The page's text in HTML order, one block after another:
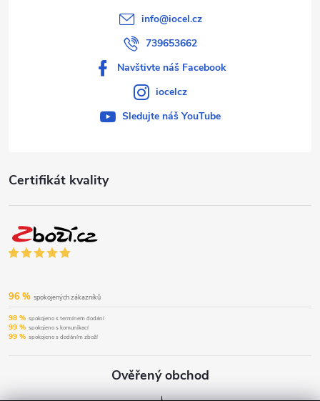
Certifikát kvality
96 % spokojených zákazníků
98 % spokojeno s termínem dodání
99 % spokojeno s komunikací
99 % spokojeno s dodáním zboží
Ověřený obchod
info@iocel.cz
739653662
Navštivte náš Facebook
iocelcz
Sledujte náš YouTube